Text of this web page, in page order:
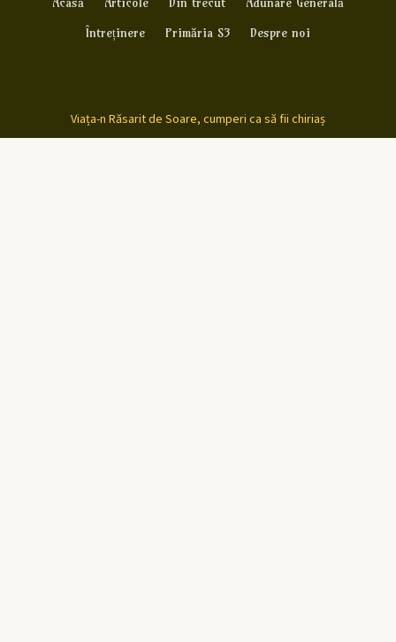
Întreținere
Primăria S3 Despre noi
Viața-n Răsarit de Soare, cumperi ca să fii chiriaș